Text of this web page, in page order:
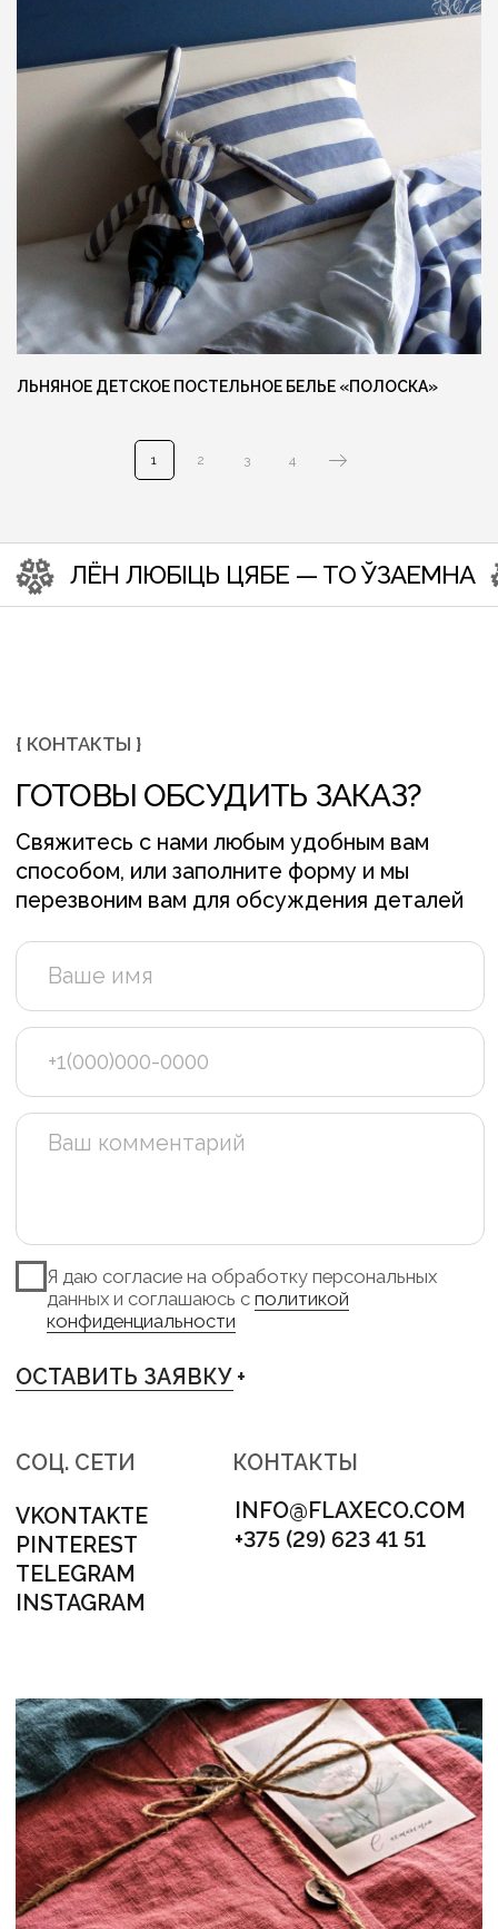
ЛЬНЯНОЕ ДЕТСКОЕ ПОСТЕЛЬНОЕ БЕЛЬЕ «ПОЛОСКА»
1 2 3 4
@MANUFAKTURA_FLAXECO
Ещё больше готовых изделий вы
можете найти в нашем instagram
+375 (29) 623 41 51
НОМЕР ДЛЯ СВЯЗИ
INFO@FLAXECO.COM
НАШ E-MAIL
ПРОДУКЦИЯ
VKONTAKTE +
PINTEREST +
АДРЕС
СЕРТИФИКАТЫ
КОНТАКТЫ
ПУБЛИКАЦИИ
ДОСТАВКА И ОПЛАТА
КАК ЗДЕСЬ ВСЕ УСТРОЕНО
ПОСТЕЛЬНОЕ БЕЛЬЕ
ДЕТСКОЕ ПОСТЕЛЬНОЕ БЕЛЬЁ